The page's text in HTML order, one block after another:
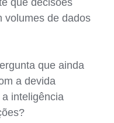
volumes de dados
que ainda
a devida
inteligência